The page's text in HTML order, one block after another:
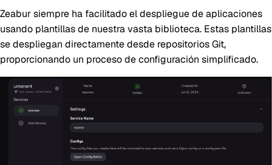
Zeabur siempre ha facilitado el despliegue de aplicaciones
usando plantillas de nuestra vasta biblioteca. Estas plantillas
se despliegan directamente desde repositorios Git,
proporcionando un proceso de configuración simplificado.